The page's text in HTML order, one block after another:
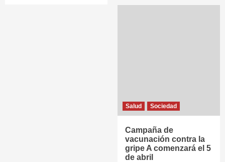
Salud Sociedad
Campaña de
vacunación contra la
gripe A comenzará el 5
de abril